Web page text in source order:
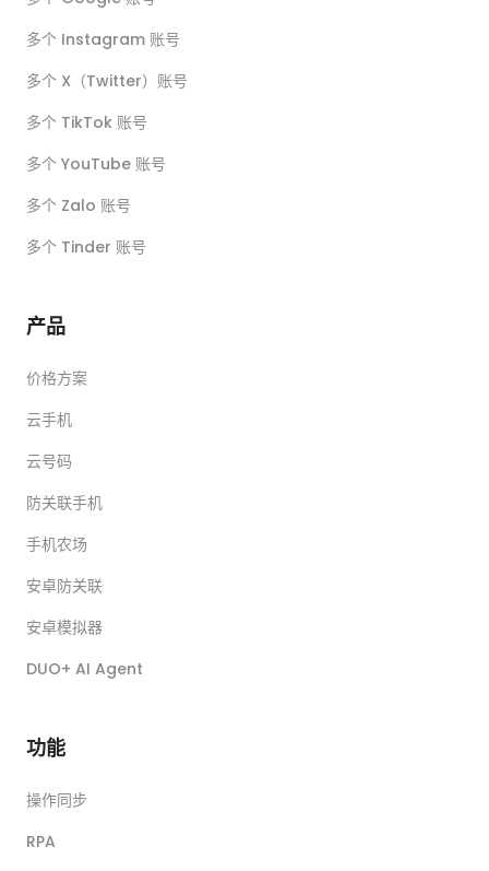
多个 Instagram 账号
多个 X（Twitter）账号
多个 TikTok 账号
多个 YouTube 账号
多个 Zalo 账号
多个 Tinder 账号
产品
价格方案
云手机
云号码
防关联手机
手机农场
安卓防关联
安卓模拟器
DUO+ AI Agent
功能
操作同步
RPA